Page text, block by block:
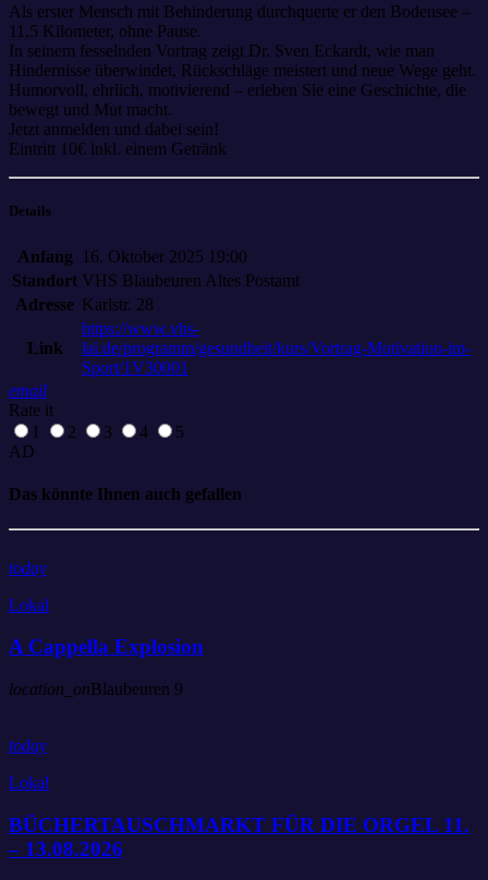
Als erster Mensch mit Behinderung durchquerte er den Bodensee –
11,5 Kilometer, ohne Pause.
In seinem fesselnden Vortrag zeigt Dr. Sven Eckardt, wie man
Hindernisse überwindet, Rückschläge meistert und neue Wege geht.
Humorvoll, ehrlich, motivierend – erleben Sie eine Geschichte, die
bewegt und Mut macht.
Jetzt anmelden und dabei sein!
Eintritt 10€ inkl. einem Getränk
Details
Anfang
16. Oktober 2025 19:00
Standort VHS Blaubeuren Altes Postamt
Adresse Karlstr. 28
Link
https://www.vhs-
lai.de/programm/gesundheit/kurs/Vortrag-Motivation-im-
Sport/1V30001
email
Rate it
1
2 3 4
5
AD
Das könnte Ihnen auch gefallen
today
Lokal
A Cappella Explosion
location_onBlaubeuren 9
today
Lokal
BÜCHERTAUSCHMARKT FÜR DIE ORGEL 11.
– 13.08.2026